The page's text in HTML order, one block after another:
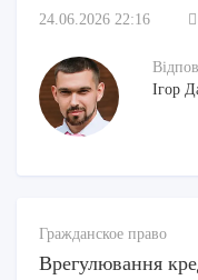
24.06.2026 22:16
Ігор
Гражданское право
Врегулювання